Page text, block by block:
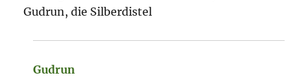
Gudrun, die Silberdistel
Gudrun